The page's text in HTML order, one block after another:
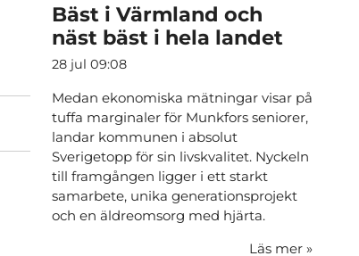
Bäst i Värmland och
näst bäst i hela landet
28 jul 09:08
Medan ekonomiska mätningar visar på
tuffa marginaler för Munkfors seniorer,
landar kommunen i absolut
Sverigetopp för sin livskvalitet. Nyckeln
till framgången ligger i ett starkt
samarbete, unika generationsprojekt
och en äldreomsorg med hjärta.
Läs mer »